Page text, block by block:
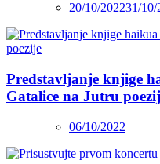
20/10/202231/10/
Predstavljanje knjige
Gatalice na Jutru
06/10/2022